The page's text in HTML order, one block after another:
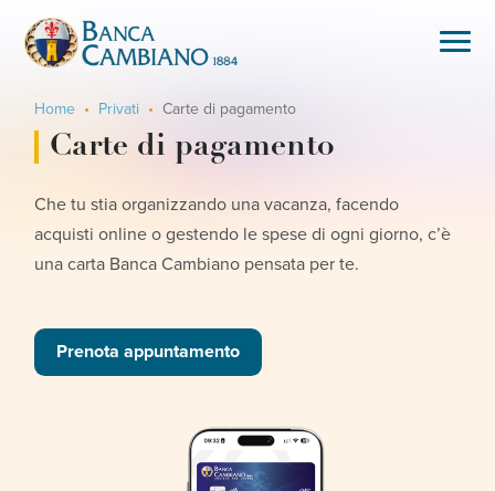
Home Privati Carte di pagamento
Carte di pagamento
Che tu stia organizzando una vacanza, facendo
acquisti online o gestendo le spese di ogni giorno, c’è
una carta Banca Cambiano pensata per te.
Prenota appuntamento